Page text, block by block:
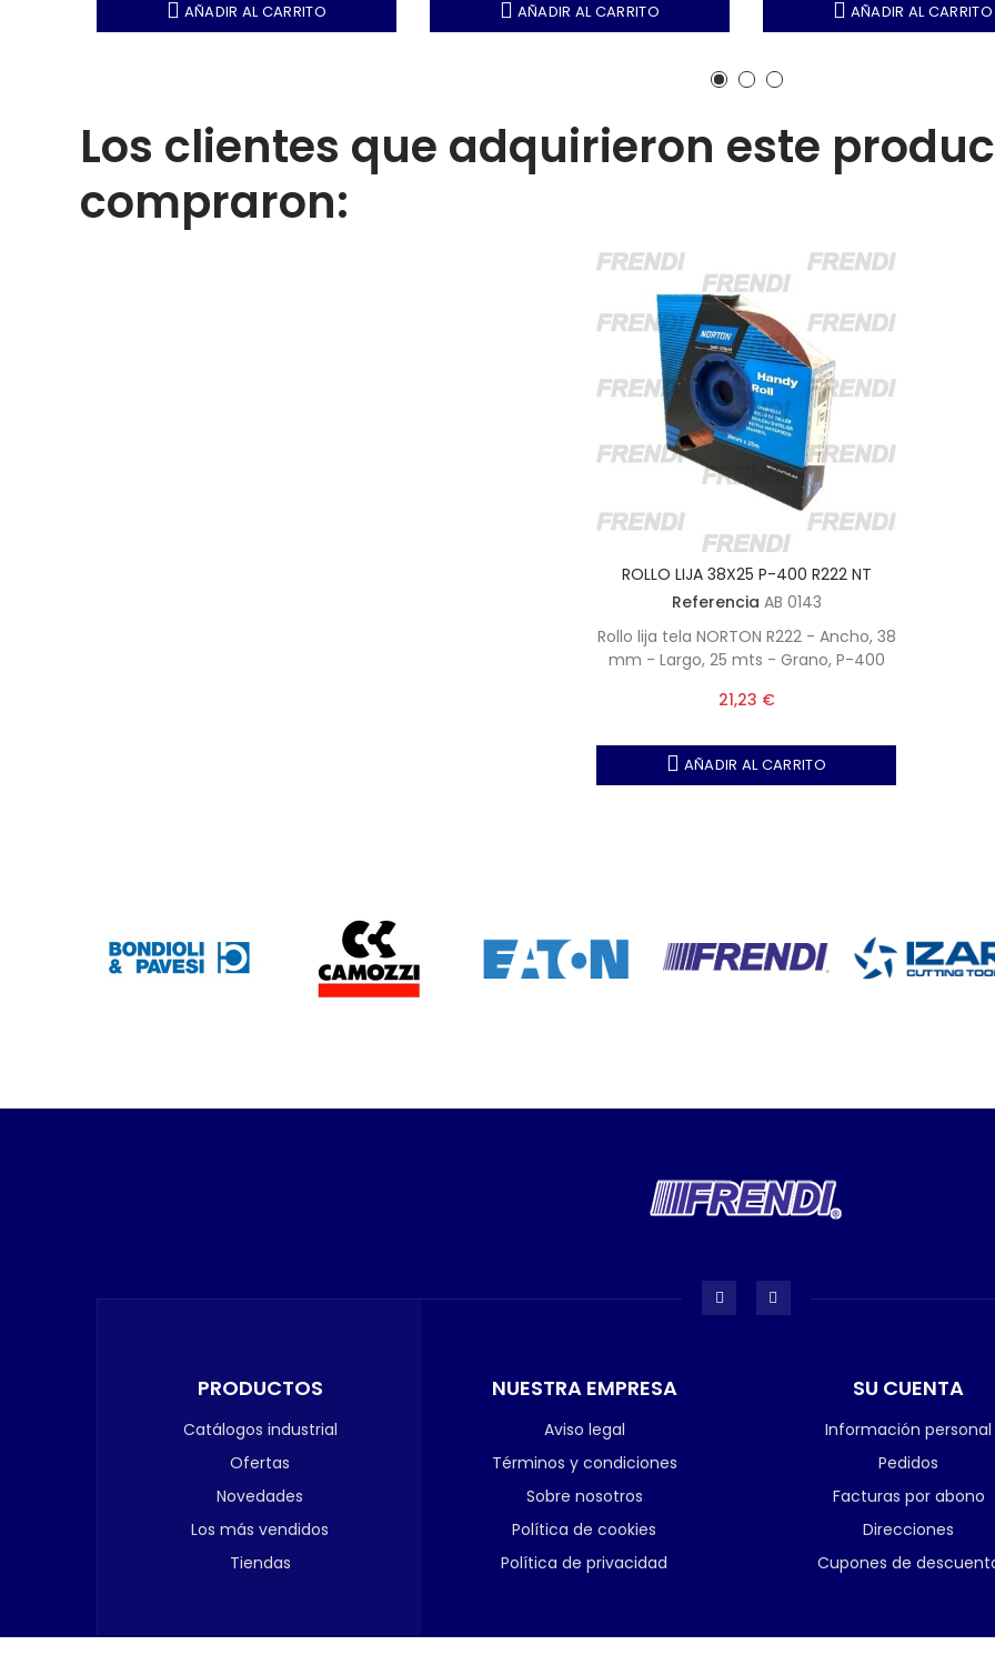
AÑADIR AL CARRITO AÑADIR AL CARRITO AÑADIR AL CARRITO
Los clientes que adquirieron este
compraron:
ROLLO LIJA 38X25 P-400 R222 NT
Referencia AB 0143
Rollo lija tela NORTON R222 - Ancho, 38
mm - Largo, 25 mts - Grano, P-400
21,23 €
AÑADIR AL CARRITO
PRODUCTOS
Catálogos industrial
Ofertas
Novedades
Los más vendidos
Tiendas
NUESTRA EMPRESA
Aviso legal
Términos y condiciones
Sobre nosotros
Política de cookies
Política de privacidad
SU CUENTA
Información personal
Pedidos
Facturas por abono
Direcciones
Cupones de